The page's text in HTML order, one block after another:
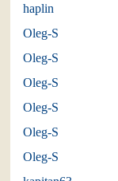
haplin
Oleg-S
Oleg-S
Oleg-S
Oleg-S
Oleg-S
Oleg-S